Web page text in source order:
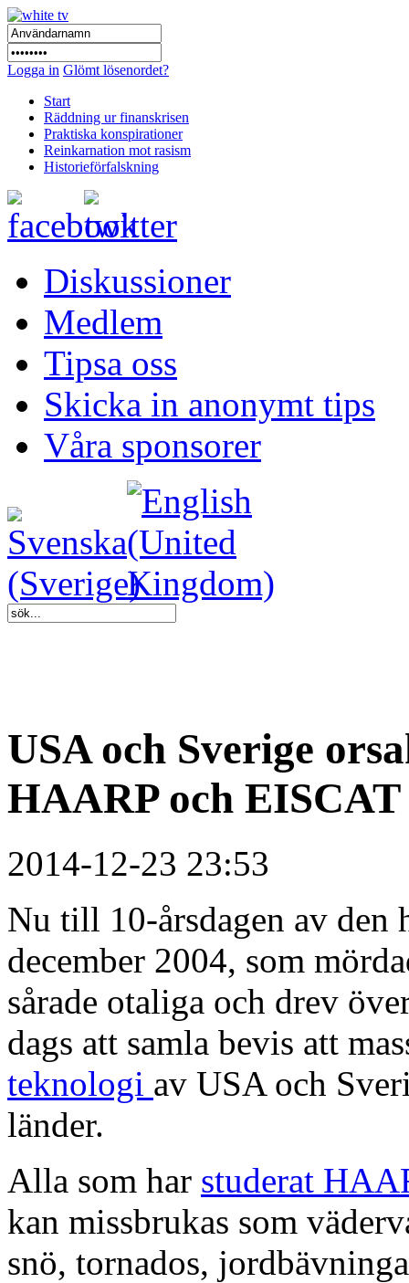
Logga in Glömt lösenordet?
Start
Räddning ur finanskrisen
Praktiska konspirationer
Reinkarnation mot rasism
Historieförfalskning
Diskussioner
Medlem
Tipsa oss
Skicka in anonymt tips
Våra sponsorer
USA och Sverige
HAARP och
2014-12-23 23:53
Nu till 10-årsdagen av den
december 2004, som
sårade otaliga och drev
dags att samla bevis att
teknologi av USA och
länder.
Alla som har studerat
kan missbrukas som
snö, tornados,